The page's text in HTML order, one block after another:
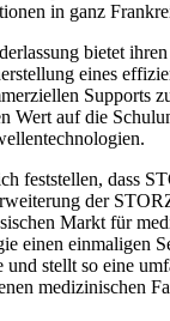
in ganz
bietet
eines
Supports
Wert auf die
feststellen, dass
der
Markt für
einen einmaligen
stellt so eine
medizinischen